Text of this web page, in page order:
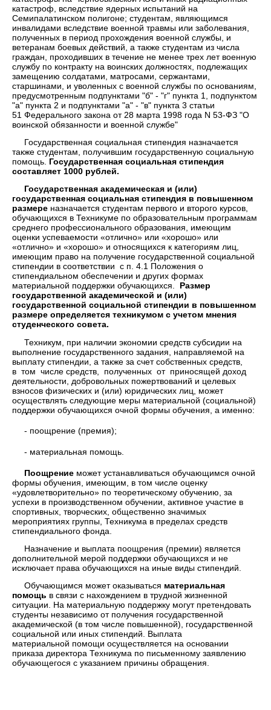
катастроф, вследствие ядерных испытаний на
Семипалатинском полигоне; студентам, являющимся
инвалидами вследствие военной травмы или заболевания,
полученных в период прохождения военной службы, и
ветеранам боевых действий, а также студентам из числа
граждан, проходивших в течение не менее трех лет военную
службу по контракту на воинских должностях, подлежащих
замещению солдатами, матросами, сержантами,
старшинами, и уволенных с военной службы по основаниям,
предусмотренным подпунктами "б" - "г" пункта 1, подпунктом
"а" пункта 2 и подпунктами "а" - "в" пункта 3 статьи
51 Федерального закона от 28 марта 1998 года N 53-ФЗ "О
воинской обязанности и военной службе"
Государственная социальная стипендия назначается
также студентам, получившим государственную социальную
помощь. Государственная социальная стипендия
составляет 1000 рублей.
Государственная академическая и (или)
государственная социальная стипендия в повышенном
размере назначается студентам первого и второго курсов,
обучающихся в Техникуме по образовательным программам
среднего профессионального образования, имеющим
оценки успеваемости «отлично» или «хорошо» или
«отлично» и «хорошо» и относящихся к категориям лиц,
имеющим право на получение государственной социальной
стипендии в соответствии с п. 4.1 Положения о
стипендиальном обеспечении и других формах
материальной поддержки обучающихся. Размер
государственной академической и (или)
государственной социальной стипендии в повышенном
размере определяется техникумом с учетом мнения
студенческого совета.
Техникум, при наличии экономии средств субсидии на
выполнение государственного задания, направляемой на
выплату стипендии, а также за счет собственных средств,
в том числе средств, полученных от приносящей доход
деятельности, добровольных пожертвований и целевых
взносов физических и (или) юридических лиц, может
осуществлять следующие меры материальной (социальной)
поддержки обучающихся очной формы обучения, а именно:
- поощрение (премия);
- материальная помощь.
Поощрение может устанавливаться обучающимся очной
формы обучения, имеющим, в том числе оценку
«удовлетворительно» по теоретическому обучению, за
успехи в производственном обучении, активное участие в
спортивных, творческих, общественно значимых
мероприятиях группы, Техникума в пределах средств
стипендиального фонда.
Назначение и выплата поощрения (премии) является
дополнительной мерой поддержки обучающихся и не
исключает права обучающихся на иные виды стипендий.
Обучающимся может оказываться материальная
помощь в связи с нахождением в трудной жизненной
ситуации. На материальную поддержку могут претендовать
студенты независимо от получения государственной
академической (в том числе повышенной), государственной
социальной или иных стипендий. Выплата
материальной помощи осуществляется на основании
приказа директора Техникума по письменному заявлению
обучающегося с указанием причины обращения.